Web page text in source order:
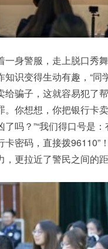
一身警服，走上脱口秀
知识变得生动有趣，“同
给骗子，这就容易犯了
。你想想，你把银行卡
了吗？”“我们得口号是
卡密码，直接拨96110”
，更拉近了警民之间的